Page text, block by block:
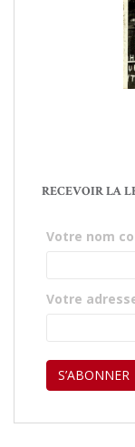
RECEVOIR LA
Votre nom
Votre